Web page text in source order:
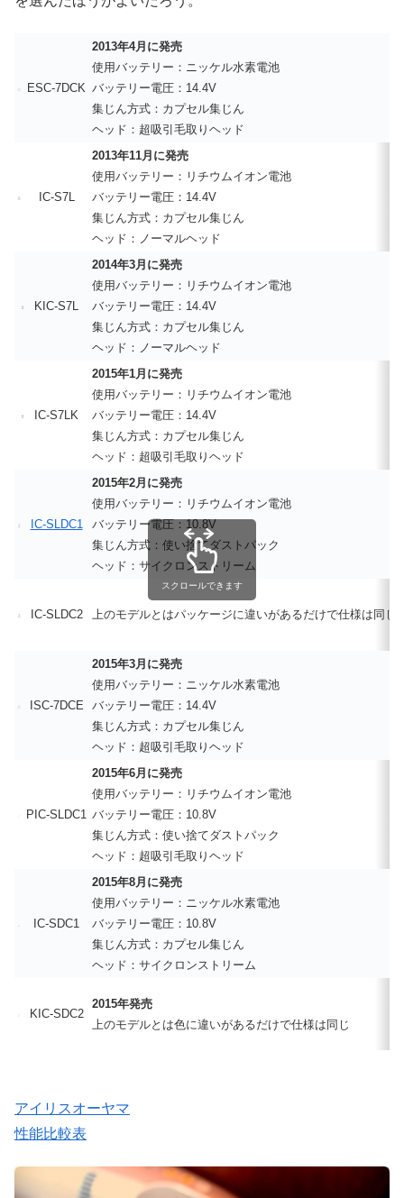
ESC-7DCK
2013年4月に発売
使用バッテリー：ニッケル水素電池
バッテリー電圧：14.4V
集じん方式：カプセル集じん
ヘッド：超吸引毛取りヘッド
IC-S7L
2013年11月に発売
使用バッテリー：リチウムイオン電池
バッテリー電圧：14.4V
集じん方式：カプセル集じん
ヘッド：ノーマルヘッド
KIC-S7L
2014年3月に発売
使用バッテリー：リチウムイオン電池
バッテリー電圧：14.4V
集じん方式：カプセル集じん
ヘッド：ノーマルヘッド
IC-S7LK
2015年1月に発売
使用バッテリー：リチウムイオン電池
バッテリー電圧：14.4V
集じん方式：カプセル集じん
ヘッド：超吸引毛取りヘッド
IC-SLDC1
2015年2月に発売
使用バッテリー：リチウムイオン電池
バッテリー電圧：10.8V
集じん方式：使い捨てダストパック
ヘッド：サイクロンストリーム
IC-SLDC2 上のモデルとはパッケージに違いがあるだけで仕様は同じ
ISC-7DCE
2015年3月に発売
使用バッテリー：ニッケル水素電池
バッテリー電圧：14.4V
集じん方式：カプセル集じん
ヘッド：超吸引毛取りヘッド
PIC-SLDC1
2015年6月に発売
使用バッテリー：リチウムイオン電池
バッテリー電圧：10.8V
集じん方式：使い捨てダストパック
ヘッド：超吸引毛取りヘッド
IC-SDC1
2015年8月に発売
使用バッテリー：ニッケル水素電池
バッテリー電圧：10.8V
集じん方式：カプセル集じん
ヘッド：サイクロンストリーム
KIC-SDC2
2015年発売
上のモデルとは色に違いがあるだけで仕様は同じ
スクロールできます
アイリスオーヤマ
性能比較表